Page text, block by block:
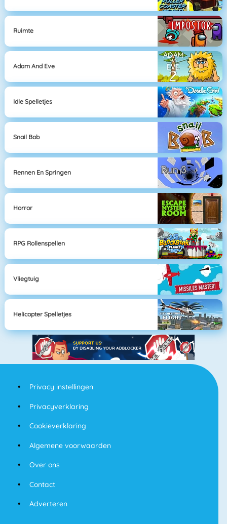
Ruimte
Adam And Eve
Idle Spelletjes
Snail Bob
Rennen En Springen
Horror
RPG Rollenspellen
Vliegtuig
Helicopter Spelletjes
Privacy instellingen
Privacyverklaring
Cookieverklaring
Algemene voorwaarden
Over ons
Contact
Adverteren